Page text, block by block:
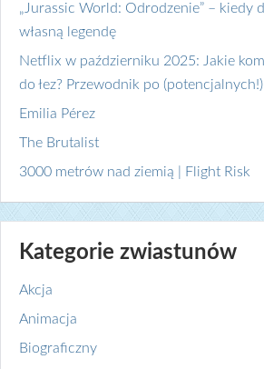
„Jurassic World: Odrodzenie” – kiedy
własną legendę
Netflix w październiku 2025: Jakie
do łez? Przewodnik po
Emilia Pérez
The Brutalist
3000 metrów nad ziemią | Flight Risk
Kategorie zwiastunów
Akcja
Animacja
Biograficzny